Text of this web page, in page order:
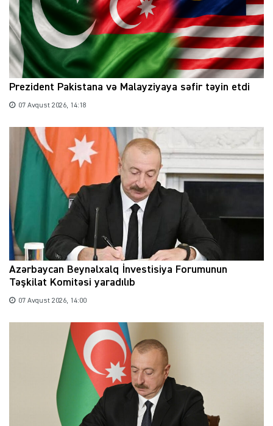
Prezident Pakistana və Malayziyaya səfir təyin etdi
07 Avqust 2026, 14:18
Azərbaycan Beynəlxalq İnvestisiya Forumunun
Təşkilat Komitəsi yaradılıb
07 Avqust 2026, 14:00